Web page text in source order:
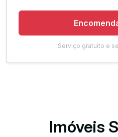
Serviço gratuito e
Imóveis